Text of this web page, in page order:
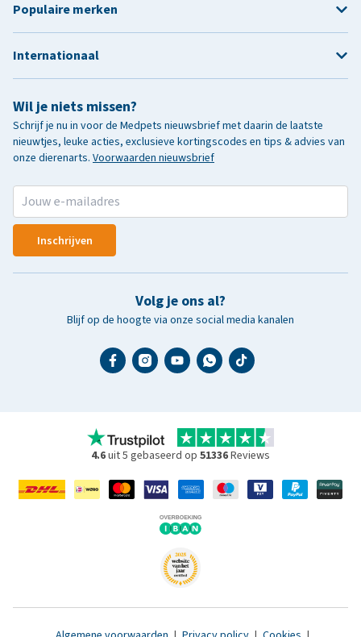
Wil je niets missen?
Schrijf je nu in voor de Medpets nieuwsbrief met daarin de laatste
nieuwtjes, leuke acties, exclusieve kortingscodes en tips & advies van
onze dierenarts. Voorwaarden nieuwsbrief
Inschrijven
Volg je ons al?
Blijf op de hoogte via onze social media kanalen
Populaire merken
Internationaal
4.6uit 5 gebaseerd op 51336Reviews